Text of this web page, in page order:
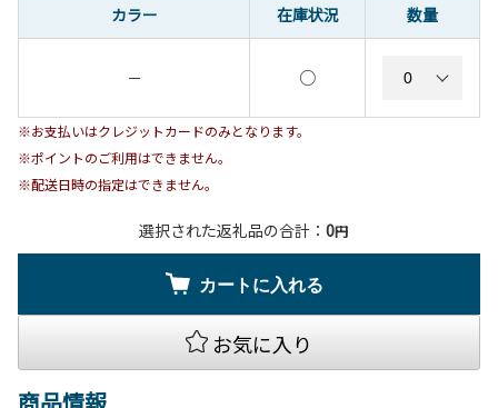
カラー
在庫状況 数量
－ ○
※お支払いはクレジットカードのみとなります。
※ポイントのご利用はできません。
※配送日時の指定はできません。
選択された返礼品の合計： 0円
カートに入れる
お気に入り
商品情報